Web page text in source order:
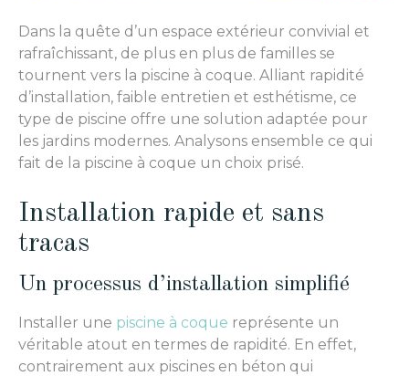
Dans la quête d’un espace extérieur convivial et
rafraîchissant, de plus en plus de familles se
tournent vers la piscine à coque. Alliant rapidité
d’installation, faible entretien et esthétisme, ce
type de piscine offre une solution adaptée pour
les jardins modernes. Analysons ensemble ce qui
fait de la piscine à coque un choix prisé.
Installation rapide et sans
tracas
Un processus d’installation simplifié
Installer une piscine à coque représente un
véritable atout en termes de rapidité. En effet,
contrairement aux piscines en béton qui